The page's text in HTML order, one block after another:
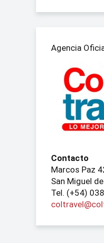
Agencia
Contacto
Marcos Paz
San Miguel
Tel. (+54)